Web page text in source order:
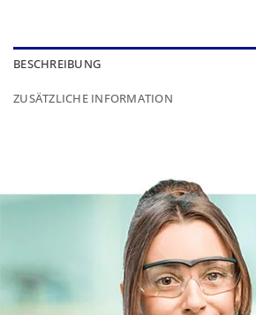
BESCHREIBUNG
ZUSÄTZLICHE INFORMATION